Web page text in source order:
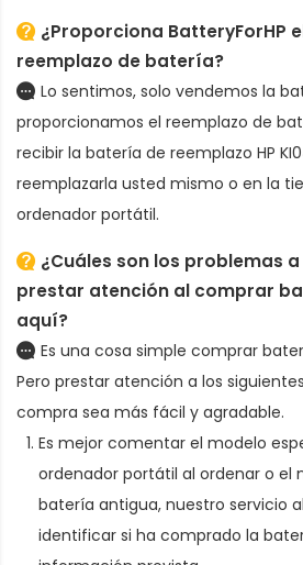
¿Proporciona BatteryForHP
reemplazo de batería?
Lo sentimos, solo vendemos la
proporcionamos el reemplazo de
recibir la batería de reemplazo HP
reemplazarla usted mismo o en la
ordenador portátil.
¿Cuáles son los problemas
prestar atención al comprar
aquí?
Es una cosa simple comprar
Pero prestar atención a los
compra sea más fácil y agradable.
Es mejor comentar el modelo
ordenador portátil al ordenar o el
batería antigua, nuestro servicio
identificar si ha comprado la